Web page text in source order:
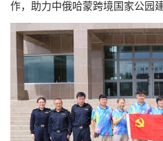
作，助力中俄哈蒙跨境国家公园建